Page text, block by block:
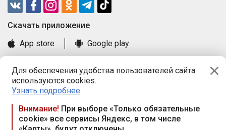
Для обеспечения удобства пользователей сайта
используются cookies.
Узнать подробнее
Внимание! При выборе «Только обязательные
cookie» все сервисы Яндекс, в том числе
Cкачать приложение
App store
Google play
Книга замечаний и предложений
Правила и документы
Praca.by © 2000—2026, ООО «ПРАЦА БАЙ»
Республика Беларусь, 220114, г. Минск, пр-т Независимости
117а, пом. № 9.